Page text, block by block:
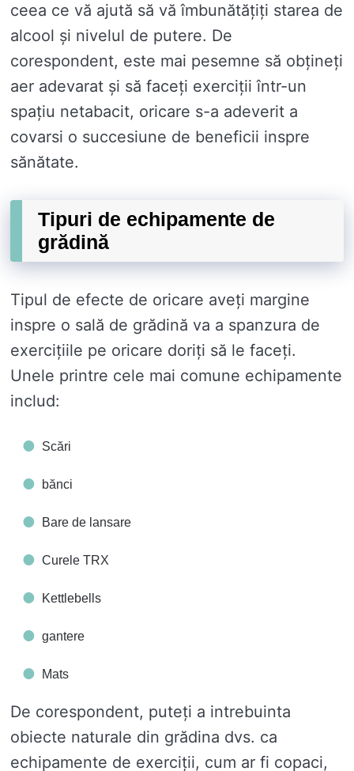
ceea ce vă ajută să vă îmbunătățiți starea de
alcool și nivelul de putere. De
corespondent, este mai pesemne să obțineți
aer adevarat și să faceți exerciții într-un
spațiu netabacit, oricare s-a adeverit a
covarsi o succesiune de beneficii inspre
sănătate.
Tipuri de echipamente de
grădină
Tipul de efecte de oricare aveți margine
inspre o sală de grădină va a spanzura de
exercițiile pe oricare doriți să le faceți.
Unele printre cele mai comune echipamente
includ:
Scări
bănci
Bare de lansare
Curele TRX
Kettlebells
gantere
Mats
De corespondent, puteți a intrebuinta
obiecte naturale din grădina dvs. ca
echipamente de exerciții, cum ar fi copaci,